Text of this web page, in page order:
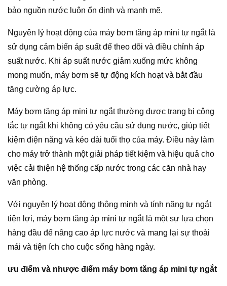
bảo nguồn nước luôn ổn định và mạnh mẽ.
Nguyên lý hoạt động của máy bơm tăng áp mini tự ngắt là
sử dụng cảm biến áp suất để theo dõi và điều chỉnh áp
suất nước. Khi áp suất nước giảm xuống mức không
mong muốn, máy bơm sẽ tự động kích hoạt và bắt đầu
tăng cường áp lực.
Máy bơm tăng áp mini tự ngắt thường được trang bị công
tắc tự ngắt khi không có yêu cầu sử dụng nước, giúp tiết
kiệm điện năng và kéo dài tuổi thọ của máy. Điều này làm
cho máy trở thành một giải pháp tiết kiệm và hiệu quả cho
việc cải thiện hệ thống cấp nước trong các căn nhà hay
văn phòng.
Với nguyên lý hoạt động thông minh và tính năng tự ngắt
tiện lợi, máy bơm tăng áp mini tự ngắt là một sự lựa chọn
hàng đầu để nâng cao áp lực nước và mang lại sự thoải
mái và tiện ích cho cuộc sống hàng ngày.
ưu điểm và nhược điểm máy bơm tăng áp mini tự ngắt